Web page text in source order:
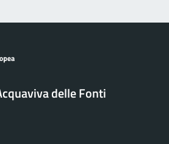
delle Fonti